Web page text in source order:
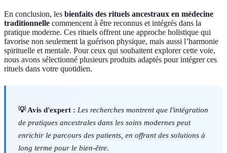
En conclusion, les bienfaits des rituels ancestraux en médecine
traditionnelle commencent à être reconnus et intégrés dans la
pratique moderne. Ces rituels offrent une approche holistique qui
favorise non seulement la guérison physique, mais aussi l’harmonie
spirituelle et mentale. Pour ceux qui souhaitent explorer cette voie,
nous avons sélectionné plusieurs produits adaptés pour intégrer ces
rituels dans votre quotidien.
💡 Avis d'expert : Les recherches montrent que l'intégration
de pratiques ancestrales dans les soins modernes peut
enrichir le parcours des patients, en offrant des solutions à
long terme pour le bien-être.